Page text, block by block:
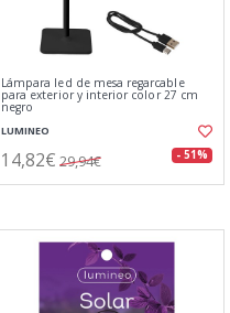
Lámpara led de mesa regarcable
para exterior y interior color 27 cm
negro
LUMINEO
14,82€ 29,94€ - 51%